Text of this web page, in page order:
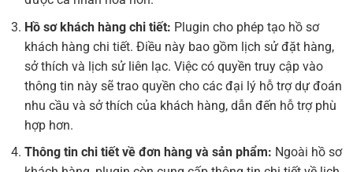
Hồ sơ khách hàng chi tiết: Plugin cho phép tạo hồ sơ
khách hàng chi tiết. Điều này bao gồm lịch sử đặt hàng,
sở thích và lịch sử liên lạc. Việc có quyền truy cập vào
thông tin này sẽ trao quyền cho các đại lý hỗ trợ dự đoán
nhu cầu và sở thích của khách hàng, dẫn đến hỗ trợ phù
hợp hơn.
Thông tin chi tiết về đơn hàng và sản phẩm: Ngoài hồ sơ